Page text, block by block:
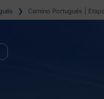
❯ Camino Portugués |